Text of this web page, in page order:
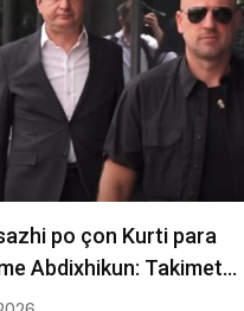
Ymeri: Nëse
takimi i radhës